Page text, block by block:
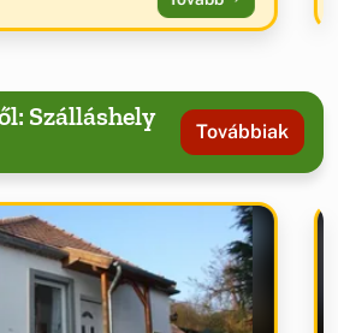
Szálláshely Továbbiak